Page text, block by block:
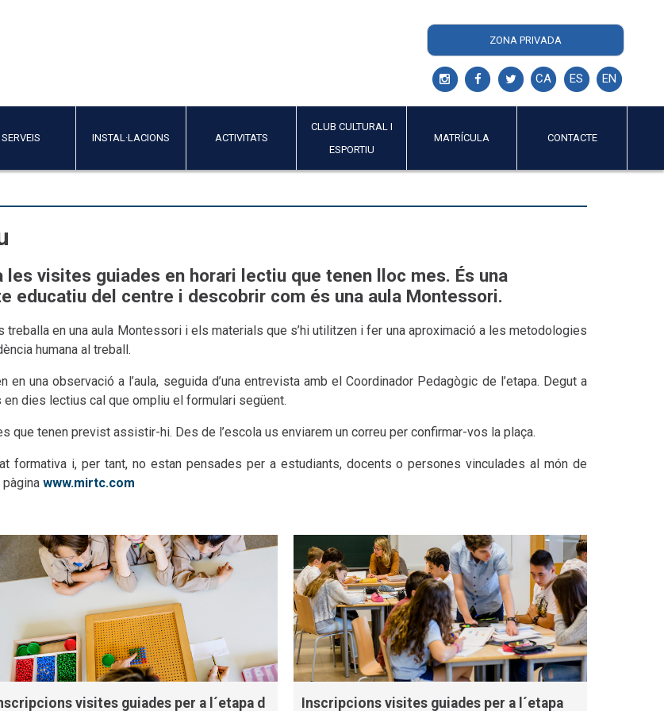
ZONA PRIVADA
CA ES EN
SERVEIS INSTAL·LACIONS ACTIVITATS
CLUB CULTURAL I
ESPORTIU
MATRÍCULA CONTACTE
visites guiades en horari lectiu que tenen lloc mes. És una
educatiu del centre i descobrir com és una aula Montessori.
en una aula Montessori i els materials que s’hi utilitzen i fer una aproximació a les metodologies
humana al treball.
una observació a l’aula, seguida d’una entrevista amb el Coordinador Pedagògic de l’etapa. Degut a
dies lectius cal que ompliu el formulari següent.
que tenen previst assistir-hi. Des de l’escola us enviarem un correu per confirmar-vos la plaça.
formativa i, per tant, no estan pensades per a estudiants, docents o persones vinculades al món de
pàgina www.mirtc.com
visites guiades per a l´etapa d Inscripcions visites guiades per a l´etapa